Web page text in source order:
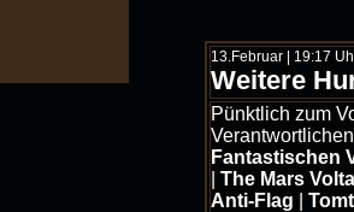
13.Februar | 19:17
Weitere
Pünktlich zum
Fantastischen
The Mars Volta
Anti-Flag